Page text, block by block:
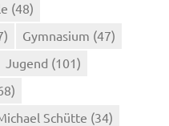
(48)
Gymnasium (47)
Jugend (101)
Schütte (34)